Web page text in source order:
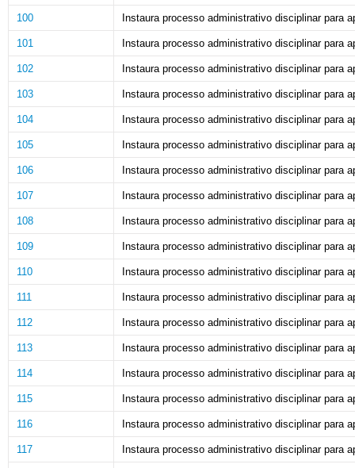
100 Instaura processo administrativo disciplinar para
101 Instaura processo administrativo disciplinar para
102 Instaura processo administrativo disciplinar para
103 Instaura processo administrativo disciplinar para
104 Instaura processo administrativo disciplinar para
105 Instaura processo administrativo disciplinar para
106 Instaura processo administrativo disciplinar para
107 Instaura processo administrativo disciplinar para
108 Instaura processo administrativo disciplinar para
109 Instaura processo administrativo disciplinar para
110 Instaura processo administrativo disciplinar para
111 Instaura processo administrativo disciplinar para
112 Instaura processo administrativo disciplinar para
113 Instaura processo administrativo disciplinar para
114 Instaura processo administrativo disciplinar para
115 Instaura processo administrativo disciplinar para
116 Instaura processo administrativo disciplinar para
117 Instaura processo administrativo disciplinar para